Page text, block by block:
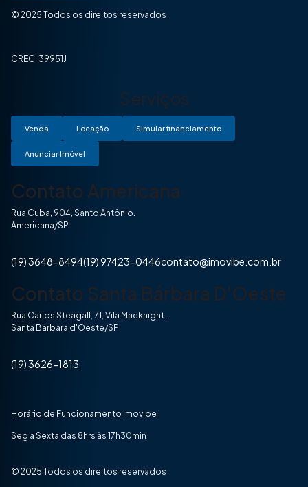
© 2025 Todos os direitos reservados
CRECI 39951J
Serviços
Venda Locação Simular financiamento
Anunciar Imóvel
Contato Americana
Rua Cuba, 904, Santo Antônio.
Americana/SP
(19) 3648-8494(19) 97423-0446contato@imovibe.com.br
Contato Santa Bárbara D'Oeste
Rua Carlos Steagall, 71, Vila Macknight.
Santa Bárbara d'Oeste/SP
(19) 3626-1813
Horário de Funcionamento Imovibe
Seg a Sexta das 8hrs às 17h30min
© 2025 Todos os direitos reservados